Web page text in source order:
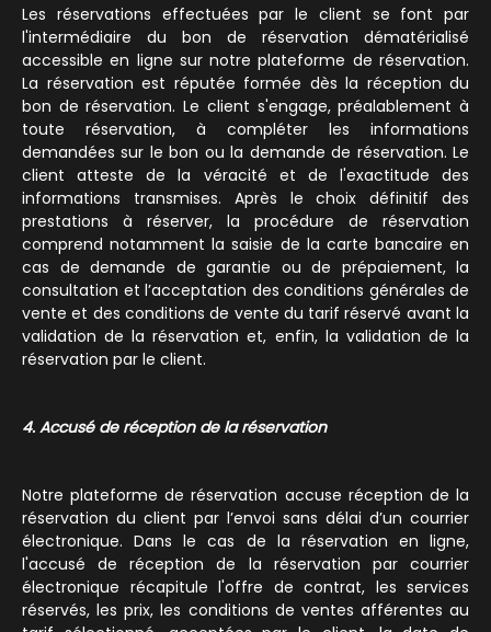
Les réservations effectuées par le client se font par
l'intermédiaire du bon de réservation dématérialisé
accessible en ligne sur notre plateforme de réservation.
La réservation est réputée formée dès la réception du
bon de réservation. Le client s'engage, préalablement à
toute réservation, à compléter les informations
demandées sur le bon ou la demande de réservation. Le
client atteste de la véracité et de l'exactitude des
informations transmises. Après le choix définitif des
prestations à réserver, la procédure de réservation
comprend notamment la saisie de la carte bancaire en
cas de demande de garantie ou de prépaiement, la
consultation et l’acceptation des conditions générales de
vente et des conditions de vente du tarif réservé avant la
validation de la réservation et, enfin, la validation de la
réservation par le client.
4. Accusé de réception de la réservation
Notre plateforme de réservation accuse réception de la
réservation du client par l’envoi sans délai d’un courrier
électronique. Dans le cas de la réservation en ligne,
l'accusé de réception de la réservation par courrier
électronique récapitule l'offre de contrat, les services
réservés, les prix, les conditions de ventes afférentes au